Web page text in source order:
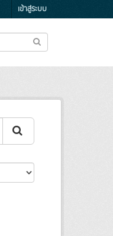
เข้าสู่ระบบ